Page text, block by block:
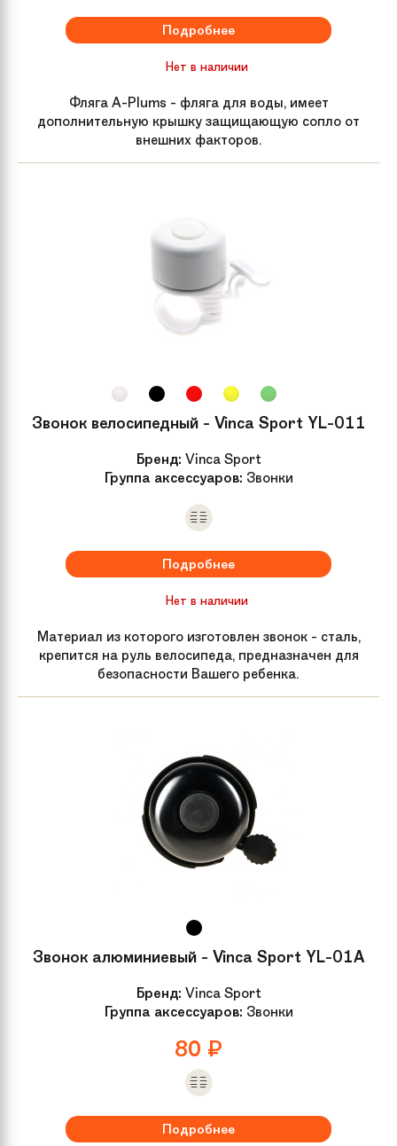
Подробнее
Нет в наличии
Фляга A-Plums - фляга для воды, имеет
дополнительную крышку защищающую сопло от
внешних факторов.
Звонок велосипедный - Vinca Sport YL-011
Бренд: Vinca Sport
Группа аксессуаров: Звонки
Подробнее
Нет в наличии
Материал из которого изготовлен звонок - сталь,
крепится на руль велосипеда, предназначен для
безопасности Вашего ребенка.
Звонок алюминиевый - Vinca Sport YL-01A
Бренд: Vinca Sport
Группа аксессуаров: Звонки
80 ₽
Подробнее